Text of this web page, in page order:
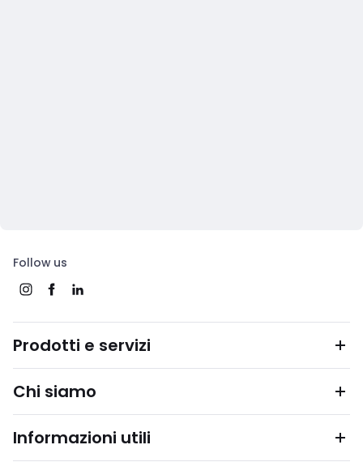
Follow us
Prodotti e servizi
Chi siamo
Informazioni utili